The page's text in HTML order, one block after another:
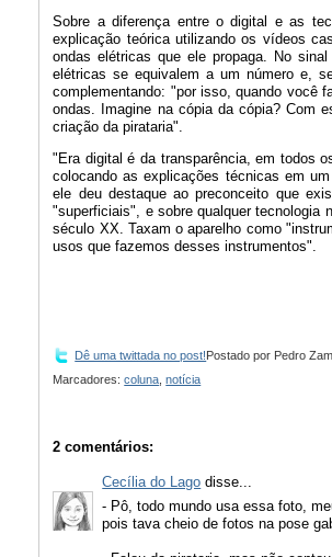
Sobre a diferença entre o digital e as
explicação teórica utilizando os vídeos
ondas elétricas que ele propaga. No
elétricas se equivalem a um número e,
complementando: "por isso, quando você
ondas. Imagine na cópia da cópia? Com
criação da pirataria".
"Era digital é da transparência, em todos
colocando as explicações técnicas em
ele deu destaque ao preconceito que
"superficiais", e sobre qualquer tecnologia
século XX. Taxam o aparelho como
usos que fazemos desses instrumentos".
Dê uma twittada no post!Postado por Pedro
Marcadores:coluna ,notícia
2 comentários:
Cecília do Lago disse...
- Pô, todo mundo usa essa foto,
pois tava cheio de fotos na pose